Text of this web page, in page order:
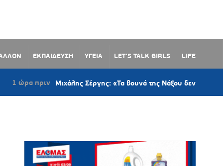
ΕΚΠΑΙΔΕΥΣΗ ΥΓΕΙΑ LET’S TALK GIRLS LIFE
Μιχάλης Σέργης: «Τα βουνά της Νάξου δεν είναι εμπόρευμα –